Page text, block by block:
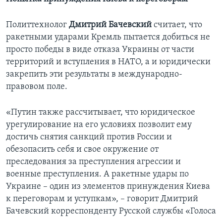
Политтехнолог Дмитрий Бачевский считает, что
ракетными ударами Кремль пытается добиться не
просто победы в виде отказа Украины от части
территорий и вступления в НАТО, а и юридически
закрепить эти результаты в международно-
правовом поле.
«Путин также рассчитывает, что юридическое
урегулирование на его условиях позволит ему
достичь снятия санкций против России и
обезопасить себя и свое окружение от
преследования за преступления агрессии и
военные преступления. А ракетные удары по
Украине – один из элементов принуждения Киева
к переговорам и уступкам», – говорит Дмитрий
Бачевский корреспонденту Русской службы «Голоса